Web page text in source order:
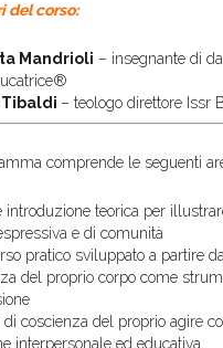
del corso:
Mandrioli – insegnante di
Tibaldi – teologo direttore Issr
comprende le seguenti
introduzione teorica per
e di comunità
pratico sviluppato a partire
del proprio corpo come
di coscienza del proprio agire
interpersonale ed educativa